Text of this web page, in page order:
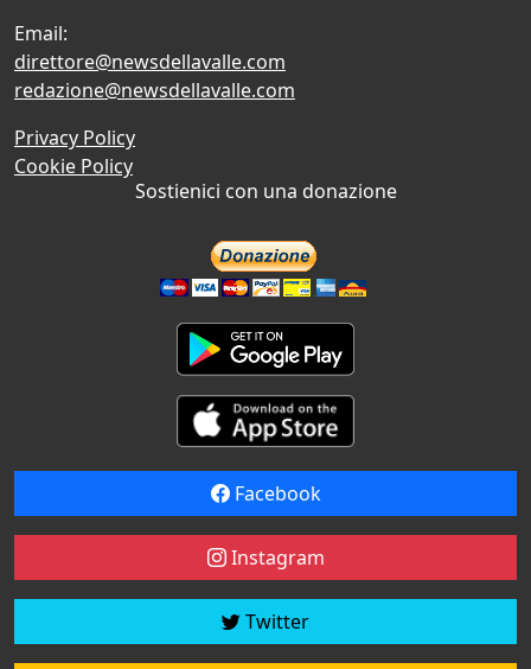
Email:
direttore@newsdellavalle.com
redazione@newsdellavalle.com
Privacy Policy
Cookie Policy
Sostienici con una donazione
Facebook
Instagram
Twitter